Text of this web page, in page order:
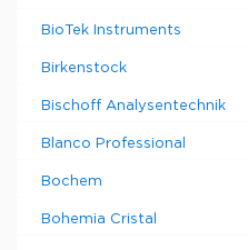
BioTek Instruments
Birkenstock
Bischoff Analysentechnik
Blanco Professional
Bochem
Bohemia Cristal